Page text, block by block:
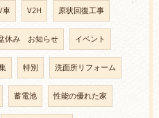
車 V2H 原状回復工事
休み お知らせ イベント
特別 洗面所リフォーム
蓄電池 性能の優れた家